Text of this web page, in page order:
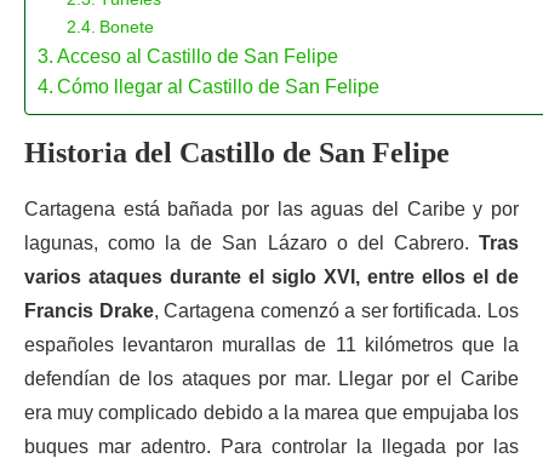
Bonete
Acceso al Castillo de San Felipe
Cómo llegar al Castillo de San Felipe
Historia del Castillo de San Felipe
Cartagena está bañada por las aguas del Caribe y por
lagunas, como la de San Lázaro o del Cabrero. Tras
varios ataques durante el siglo XVI, entre ellos el de
Francis Drake, Cartagena comenzó a ser fortificada. Los
españoles levantaron murallas de 11 kilómetros que la
defendían de los ataques por mar. Llegar por el Caribe
era muy complicado debido a la marea que empujaba los
buques mar adentro. Para controlar la llegada por las